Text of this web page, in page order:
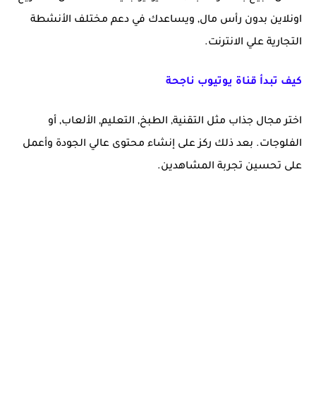
اونلاين بدون رأس مال, ويساعدك في دعم مختلف الأنشطة
التجارية علي الانترنت.
كيف تبدأ قناة يوتيوب ناجحة
اختر مجال جذاب مثل التقنية, الطبخ, التعليم, الألعاب, أو
الفلوجات. بعد ذلك ركز على إنشاء محتوى عالي الجودة وأعمل
على تحسين تجربة المشاهدين.